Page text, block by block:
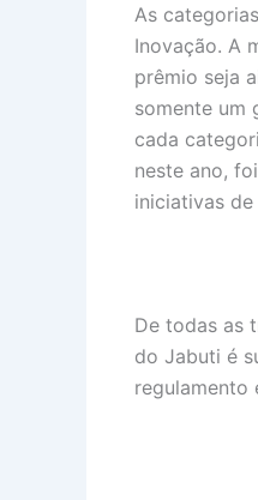
As
Inovação. A
prêmio seja
somente um
cada
neste ano,
iniciativas
De todas as
do Jabuti é
regulamento